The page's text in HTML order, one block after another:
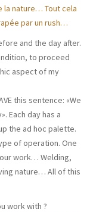
nature… Tout cela
par un rush…
and the day after.
to proceed
aspect of my
this sentence: «We
Each day has a
the ad hoc palette.
of operation. One
work… Welding,
nature… All of this
work with ?